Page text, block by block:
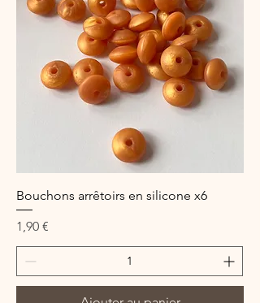
Bouchons arrêtoirs en silicone x6
Prix
1,90 €